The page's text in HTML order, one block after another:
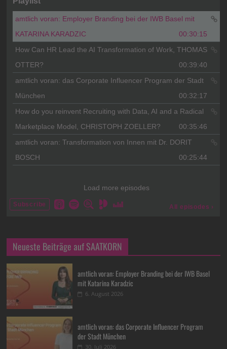
Neueste Beiträge auf SAATKORN
amtlich voran: Employer Branding bei der IWB Basel
mit Katarina Karadzic
6. August 2026
amtlich voran: das Corporate Influencer Program
der Stadt München
30. Juli 2026